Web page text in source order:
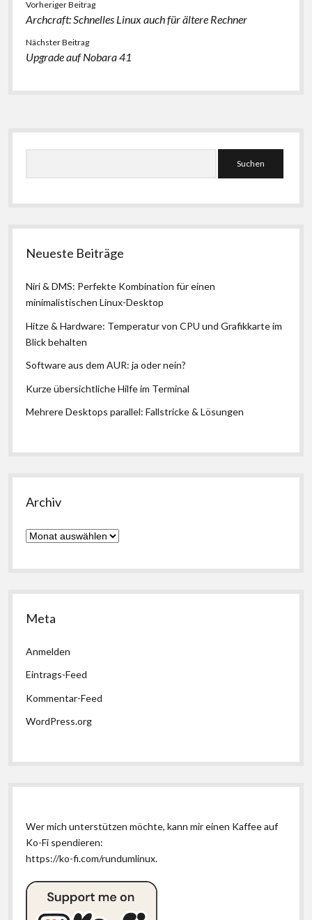
Vorheriger Beitrag
Archcraft: Schnelles Linux auch für ältere Rechner
Nächster Beitrag
Upgrade auf Nobara 41
Seitenleiste
Neueste Beiträge
Niri & DMS: Perfekte Kombination für einen
minimalistischen Linux-Desktop
Hitze & Hardware: Temperatur von CPU und Grafikkarte im
Blick behalten
Software aus dem AUR: ja oder nein?
Kurze übersichtliche Hilfe im Terminal
Mehrere Desktops parallel: Fallstricke & Lösungen
Archiv
Archiv
Meta
Anmelden
Eintrags-Feed
Kommentar-Feed
WordPress.org
Wer mich unterstützen möchte, kann mir einen Kaffee auf
Ko-Fi spendieren:
https://ko-fi.com/rundumlinux.